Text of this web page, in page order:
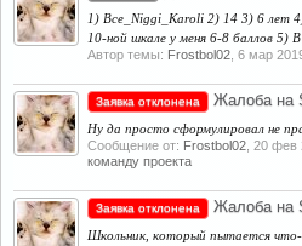
1) Bce_Niggi_Karoli 2) 14 3) 6 лет
10-ной шкале у меня 6-8 баллов 5) В
Автор темы: Frostbol02 6 мар
Заявка отклонена Жалоба на
Ну да просто сформулировал не
Сообщение от: Frostbol02 20 фев
команду проекта
Заявка отклонена Жалоба на
Школьник, который пытается